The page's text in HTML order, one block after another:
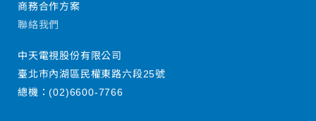
商務合作方案
聯絡我們
中天電視股份有限公司
臺北市內湖區民權東路六段25號
總機：(02)6600-7766